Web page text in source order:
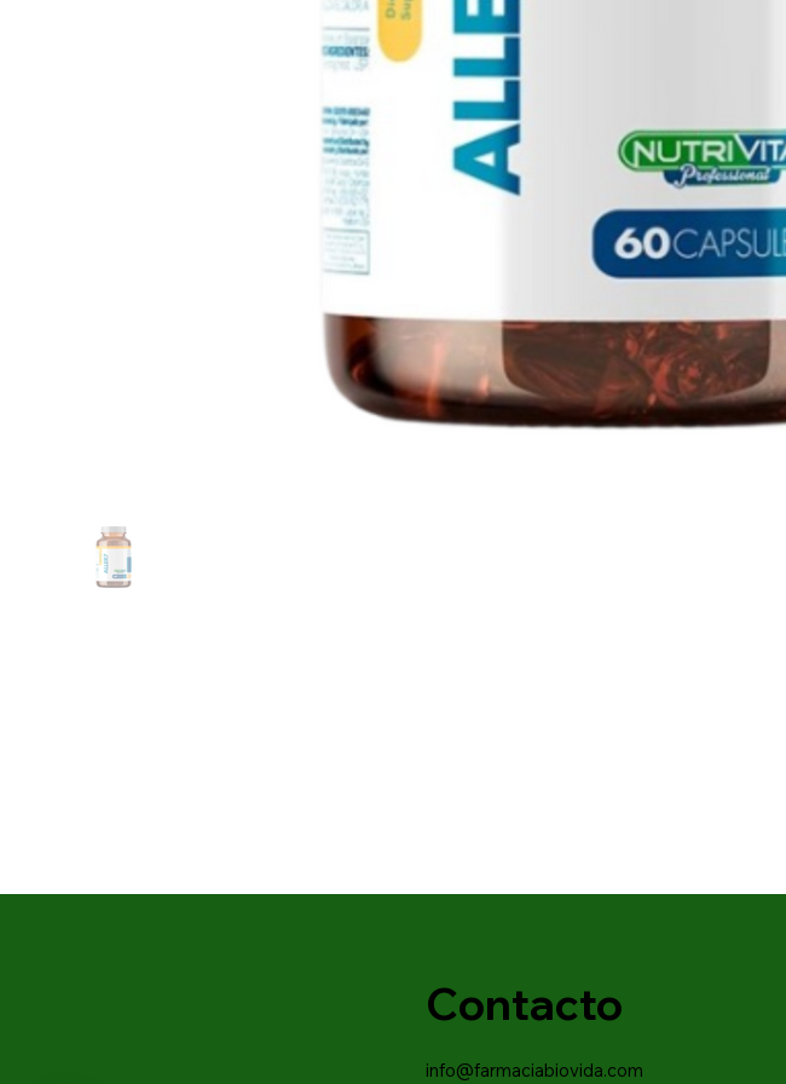
Contacto
info@farmaciabiovida.com